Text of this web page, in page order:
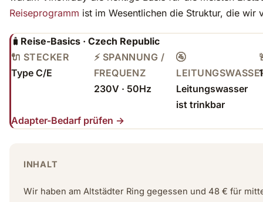
Reiseprogramm ist im Wesentlichen die Struktur, die wir
🧳 Reise-Basics · Czech Republic
🔌 STECKER
Type C/E
⚡ SPANNUNG /
FREQUENZ
230V · 50Hz
🚰
Leitungswasser
ist trinkbar
Adapter-Bedarf prüfen →
INHALT
Wir haben am Altstädter Ring gegessen und 48 € für